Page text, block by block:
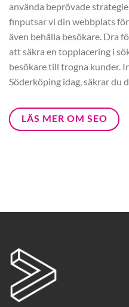
använda beprövade
finputsar vi din webbplats
även behålla besökare. Dra
att säkra en topplacering i
besökare till trogna kunder.
Söderköping idag, säkrar du
LÄS MER OM SEO